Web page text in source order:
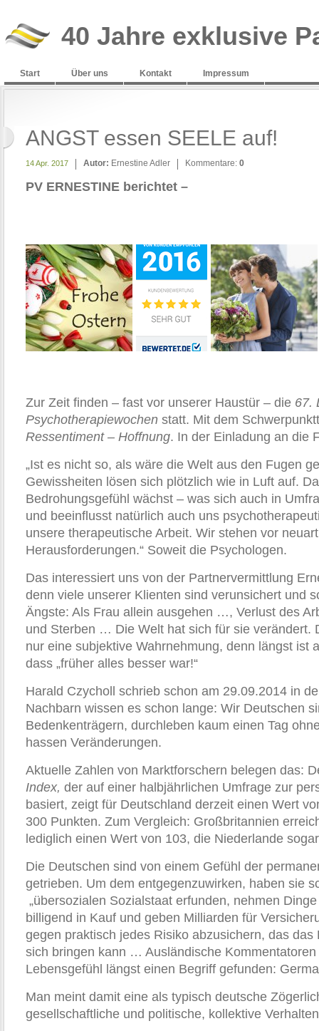
40 Jahre exklusive
Start Über uns Kontakt Impressum
ANGST essen SEELE auf!
14 Apr. 2017 Autor: Ernestine Adler Kommentare: 0
PV ERNESTINE berichtet –
Zur Zeit finden – fast vor unserer Haustür – die 67.
Psychotherapiewochen statt. Mit dem
Ressentiment – Hoffnung. In der Einladung an die
„Ist es nicht so, als wäre die Welt aus den Fugen
Gewissheiten lösen sich plötzlich wie in Luft auf.
Bedrohungsgefühl wächst – was sich auch in
und beeinflusst natürlich auch uns
unsere therapeutische Arbeit. Wir stehen vor
Herausforderungen.“ Soweit die Psychologen.
Das interessiert uns von der Partnervermittlung
denn viele unserer Klienten sind verunsichert und
Ängste: Als Frau allein ausgehen …, Verlust des
und Sterben … Die Welt hat sich für sie verändert.
nur eine subjektive Wahrnehmung, denn längst ist
dass „früher alles besser war!“
Harald Czycholl schrieb schon am 29.09.2014 in
Nachbarn wissen es schon lange: Wir Deutschen
Bedenkenträgern, durchleben kaum einen Tag
hassen Veränderungen.
Aktuelle Zahlen von Marktforschern belegen das:
Index, der auf einer halbjährlichen Umfrage zur
basiert, zeigt für Deutschland derzeit einen Wert
300 Punkten. Zum Vergleich: Großbritannien
lediglich einen Wert von 103, die Niederlande
Die Deutschen sind von einem Gefühl der
getrieben. Um dem entgegenzuwirken, haben sie
„übersozialen Sozialstaat erfunden, nehmen
billigend in Kauf und geben Milliarden für
gegen praktisch jedes Risiko abzusichern, das das
sich bringen kann … Ausländische
Lebensgefühl längst einen Begriff gefunden:
Man meint damit eine als typisch deutsche
gesellschaftliche und politische, kollektive